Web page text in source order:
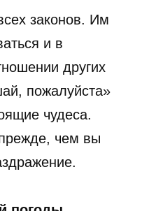
законов. Им
и в
других
пожалуйста»
чудеса.
чем вы